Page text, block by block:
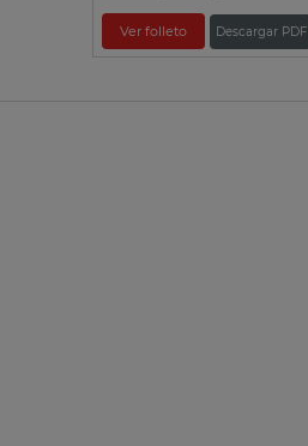
Ver folleto Descargar PDF